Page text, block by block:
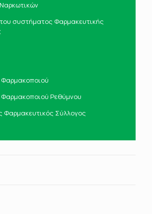
συστήματος Φαρμακευτικής
Ρεθύμνου
Φαρμακευτικός Σύλλογος